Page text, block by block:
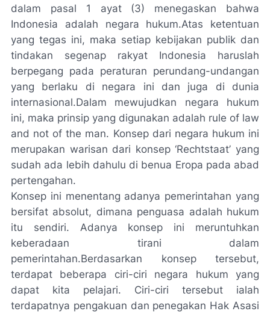
dalam pasal 1 ayat (3) menegaskan bahwa
Indonesia adalah negara hukum.Atas ketentuan
yang tegas ini, maka setiap kebijakan publik dan
tindakan segenap rakyat Indonesia haruslah
berpegang pada peraturan perundang-undangan
yang berlaku di negara ini dan juga di dunia
internasional.Dalam mewujudkan negara hukum
ini, maka prinsip yang digunakan adalah rule of law
and not of the man. Konsep dari negara hukum ini
merupakan warisan dari konsep ‘Rechtstaat’ yang
sudah ada lebih dahulu di benua Eropa pada abad
pertengahan.
Konsep ini menentang adanya pemerintahan yang
bersifat absolut, dimana penguasa adalah hukum
itu sendiri. Adanya konsep ini meruntuhkan
keberadaan tirani dalam
pemerintahan.Berdasarkan konsep tersebut,
terdapat beberapa ciri-ciri negara hukum yang
dapat kita pelajari. Ciri-ciri tersebut ialah
terdapatnya pengakuan dan penegakan Hak Asasi